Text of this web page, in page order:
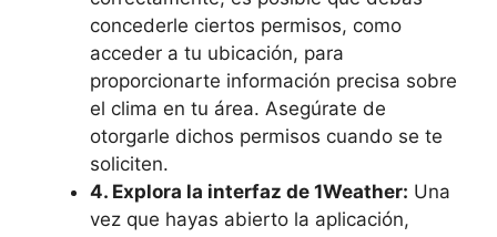
concederle ciertos permisos, como
acceder a tu ubicación, para
proporcionarte información precisa sobre
el clima en tu área. Asegúrate de
otorgarle dichos permisos cuando se te
soliciten.
4. Explora la interfaz de 1Weather: Una
vez que hayas abierto la aplicación,